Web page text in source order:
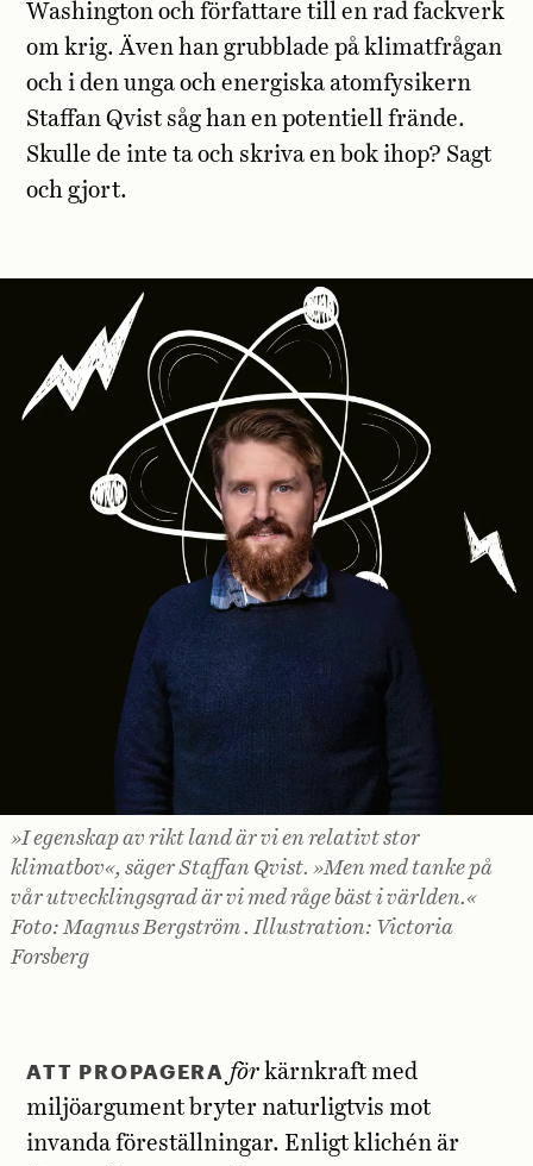
Washington och författare till en rad fackverk
om krig. Även han grubblade på klimatfrågan
och i den unga och energiska atomfysikern
Staffan Qvist såg han en potentiell frände.
Skulle de inte ta och skriva en bok ihop? Sagt
och gjort.
»I egenskap av rikt land är vi en relativt stor
klimatbov«, säger Staffan Qvist. »Men med tanke på
vår utvecklingsgrad är vi med råge bäst i världen.«
Foto: Magnus Bergström . Illustration: Victoria
Forsberg
ATT PROPAGERA förkärnkraft med
miljöargument bryter naturligtvis mot
invanda föreställningar. Enligt klichén är